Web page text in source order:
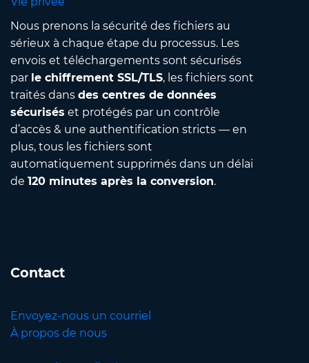
Nous prenons la sécurité des fichiers au
sérieux à chaque étape du processus. Les
envois et téléchargements sont sécurisés
par le chiffrement SSL/TLS, les fichiers sont
traités dans des centres de données
sécurisés et protégés par un contrôle
d’accès & une authentification stricts — en
plus, tous les fichiers sont
automatiquement supprimés dans un délai
de 120 minutes après la conversion.
Contact
Envoyez-nous un courriel
À propos de nous